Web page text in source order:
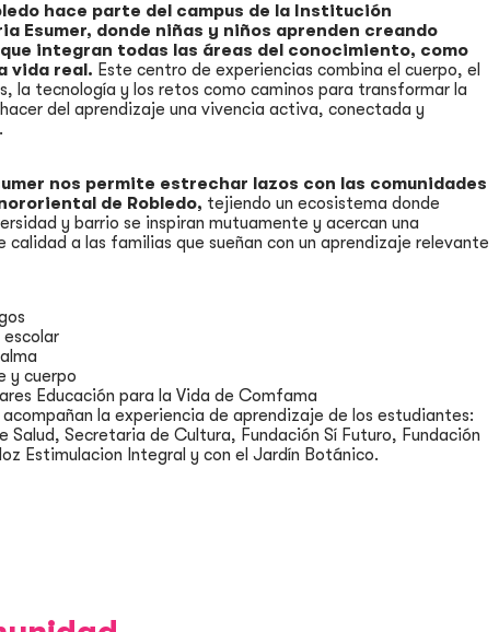
hace parte del campus de la Institución
Esumer, donde niñas y niños aprenden creando
integran todas las áreas del conocimiento, como
vida real. Este centro de experiencias combina el cuerpo, el
la tecnología y los retos como caminos para transformar la
del aprendizaje una vivencia activa, conectada y
nos permite estrechar lazos con las comunidades
de Robledo, tejiendo un ecosistema donde
y barrio se inspiran mutuamente y acercan una
calidad a las familias que sueñan con un aprendizaje relevante
y cuerpo
Educación para la Vida de Comfama
acompañan la experiencia de aprendizaje de los estudiantes:
Salud, Secretaria de Cultura, Fundación Sí Futuro, Fundación
Estimulacion Integral y con el Jardín Botánico.